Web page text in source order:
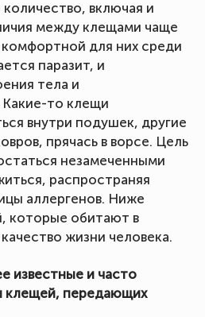
включая и
между клещами чаще
для них среди
паразит, и
тела и
то клещи
внутри подушек, другие
прячась в ворсе. Цель
незамеченными
распространяя
аллергенов. Ниже
которые обитают в
жизни человека.
известные и часто
клещей, передающих